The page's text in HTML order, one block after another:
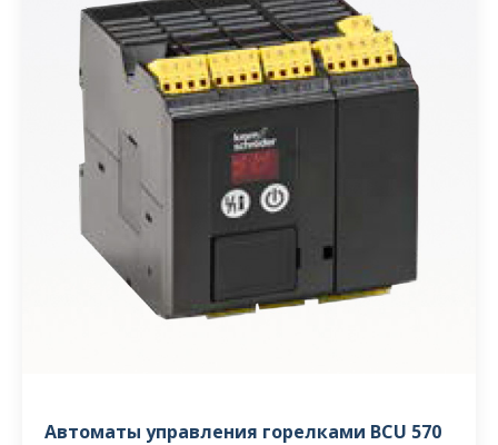
Автоматы управления горелками BCU 570